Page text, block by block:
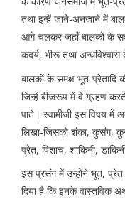
तथा इन्हें जाने-अनजाने में
आगे चलकर जहाँ बालकों के
कदर्य, भीरू तथा
बालकों के समक्ष भूत-प्रेतादि
जिन्हें बीजरूप में वे ग्रहण
पाते। स्वामीजी इस विषय में
लिखा-जिसको शंका, कुसंग,
प्रेत, पिशाच, शाकिनी,
इस प्रसंग में उन्होंने भूत,
दिया है कि इनके वास्तविक